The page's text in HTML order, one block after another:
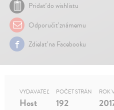
Pridať do wishlistu
Odporučiť známemu
Zdielať na Facebooku
VYDAVATEĽ
Host
POČET STRÁN
192
ROK